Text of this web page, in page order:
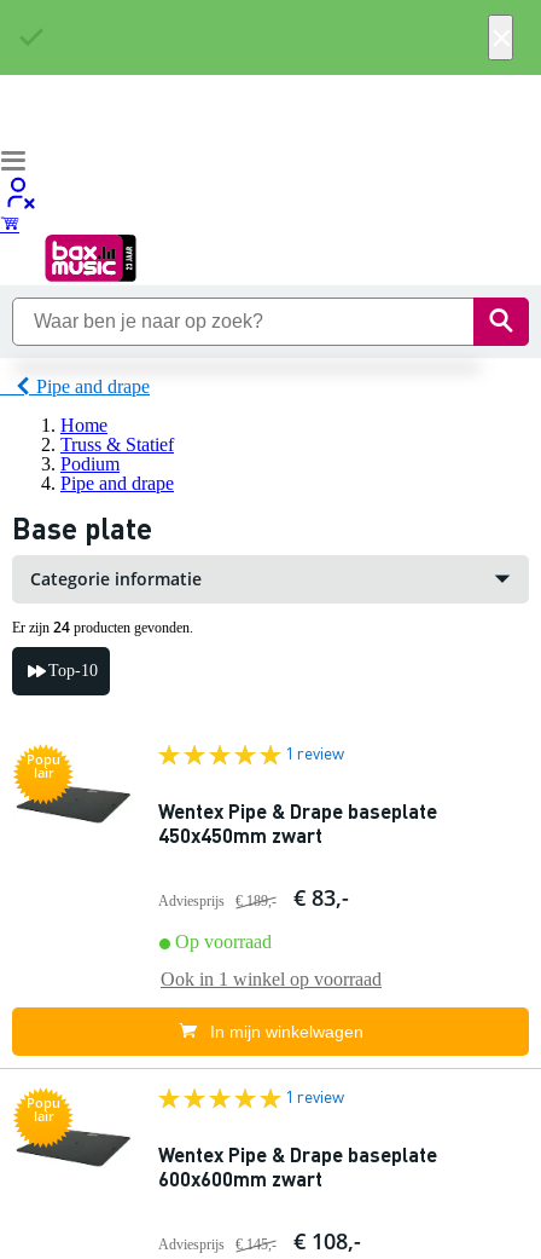
Pipe and drape
Home
Truss & Statief
Podium
Pipe and drape
Base plate
Categorie informatie
Er zijn 24 producten gevonden.
Top-10
Popu
lair
1 review
Wentex Pipe & Drape baseplate
450x450mm zwart
Adviesprijs € 189,- € 83,-
Op voorraad
Ook in 1 winkel op voorraad
In mijn winkelwagen
Popu
lair
1 review
Wentex Pipe & Drape baseplate
600x600mm zwart
Adviesprijs € 145,- € 108,-